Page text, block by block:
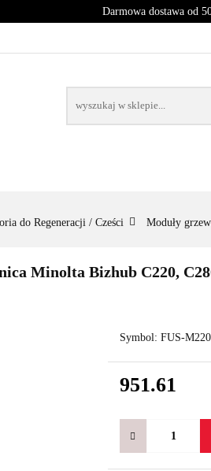
Darmowa dostawa od
PROMOCJE NOWOŚCI
do Regeneracji / Cześci Moduły
Minolta Bizhub C220,
Symbol: FUS-
951.61